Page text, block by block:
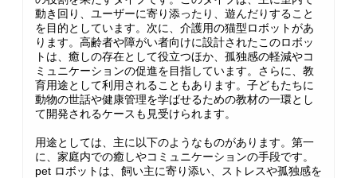
動き回り、ユーザーに寄り添ったり、遊んだりすること
を目的としています。次に、介護用の猫型ロボットがあ
ります。高齢者や障がい者向けに設計されたこのロボッ
トは、癒しの存在として役立つほか、孤独感の軽減やコ
ミュニケーションの促進を目指しています。さらに、教
育用途として利用されることもあります。子どもたちに
動物の世話や健康管理を学ばせるための教材の一環とし
て開発されるケースも見受けられます。
用途としては、主に以下のようなものがあります。第一
に、家庭内での癒しやコミュニケーションの手段です。
pet ロボットは、飼い主に寄り添い、ストレスや孤独感を